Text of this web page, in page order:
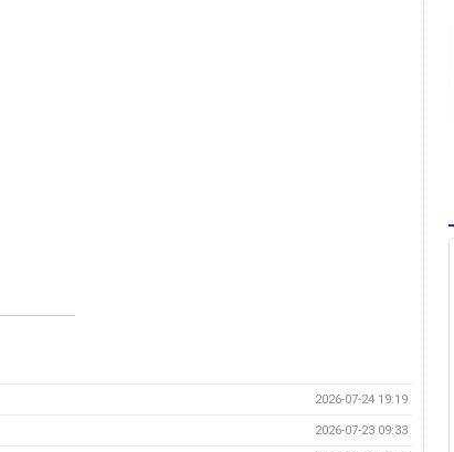
2026-07-24 19:19
2026-07-23 09:33